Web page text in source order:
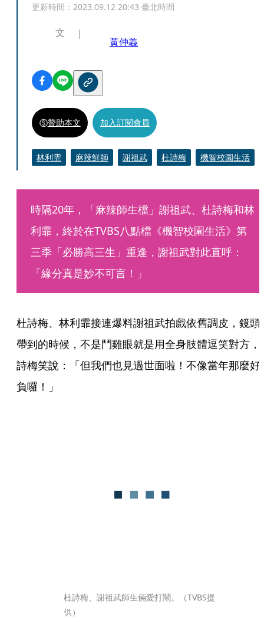
更新時間： 2023.09.12 20:43 臺北時間
文
黃仲義
贊助本文 加入訂閱會員
林利霏 麻辣鮮師 謝祖武 杜詩梅 機智校園生活
時隔20年，「麻辣師生檔」謝祖武、杜詩梅和林
利霏，終於在TVBS八點檔《機智校園生活》第
三季「必勝高三生」重逢，謝祖武對此直呼：
「緣分真是妙不可言！」
杜詩梅、林利霏接連爆料謝祖武拍戲依舊調皮，鏡頭
帶到的時候，不是鬥雞眼就是用全身肢體逗笑對方，
詩梅笑說：「但我們也見過世面啦！不像當年那麼好
負囉！」
杜詩梅、謝祖武師生倆愛打鬧。（TVBS提
供）